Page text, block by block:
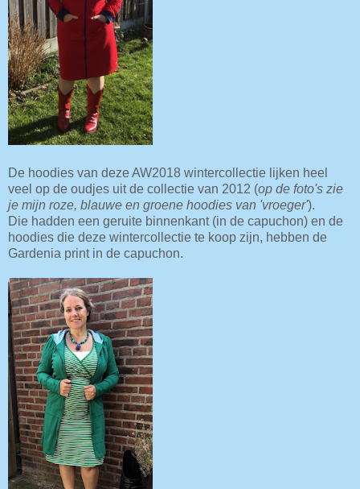
De hoodies van deze AW2018 wintercollectie lijken heel
veel op de oudjes uit de collectie van 2012 (op de foto's zie
je mijn roze, blauwe en groene hoodies van 'vroeger').
Die hadden een geruite binnenkant (in de capuchon) en de
hoodies die deze wintercollectie te koop zijn, hebben de
Gardenia print in de capuchon.